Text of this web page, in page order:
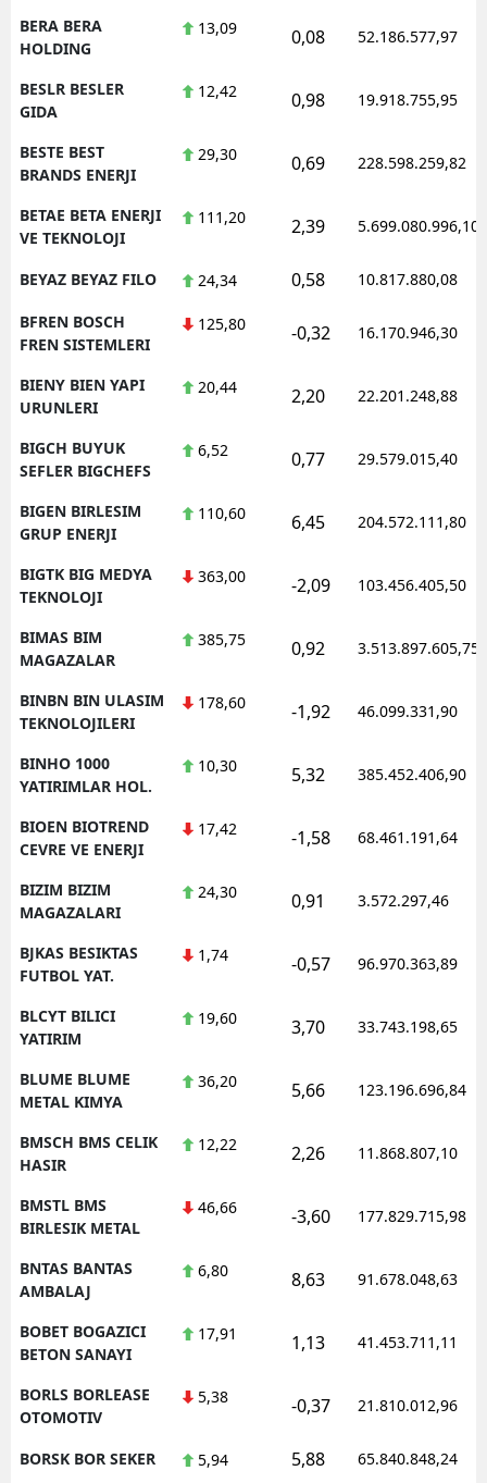
BERA BERA
HOLDING
13,09 0,08 52.186.577,97
BESLR BESLER
GIDA
12,42 0,98 19.918.755,95
BESTE BEST
BRANDS ENERJI
29,30 0,69 228.598.259,82
BETAE BETA ENERJI
VE TEKNOLOJI
111,20 2,39 5.699.080.996,10
BEYAZ BEYAZ FILO 24,34 0,58 10.817.880,08
BFREN BOSCH
FREN SISTEMLERI
125,80 -0,32 16.170.946,30
BIENY BIEN YAPI
URUNLERI
20,44 2,20 22.201.248,88
BIGCH BUYUK
SEFLER BIGCHEFS
6,52 0,77 29.579.015,40
BIGEN BIRLESIM
GRUP ENERJI
110,60 6,45 204.572.111,80
BIGTK BIG MEDYA
TEKNOLOJI
363,00 -2,09 103.456.405,50
BIMAS BIM
MAGAZALAR
385,75 0,92 3.513.897.605,75
BINBN BIN ULASIM
TEKNOLOJILERI
178,60 -1,92 46.099.331,90
BINHO 1000
YATIRIMLAR HOL.
10,30 5,32 385.452.406,90
BIOEN BIOTREND
CEVRE VE ENERJI
17,42 -1,58 68.461.191,64
BIZIM BIZIM
MAGAZALARI
24,30 0,91 3.572.297,46
BJKAS BESIKTAS
FUTBOL YAT.
1,74 -0,57 96.970.363,89
BLCYT BILICI
YATIRIM
19,60 3,70 33.743.198,65
BLUME BLUME
METAL KIMYA
36,20 5,66 123.196.696,84
BMSCH BMS CELIK
HASIR
12,22 2,26 11.868.807,10
BMSTL BMS
BIRLESIK METAL
46,66 -3,60 177.829.715,98
BNTAS BANTAS
AMBALAJ
6,80 8,63 91.678.048,63
BOBET BOGAZICI
BETON SANAYI
17,91 1,13 41.453.711,11
BORLS BORLEASE
OTOMOTIV
5,38 -0,37 21.810.012,96
BORSK BOR SEKER 5,94 5,88 65.840.848,24